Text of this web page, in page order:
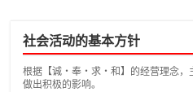
社会活动的基本方针
根据【诚・奉・求・和】的经营理念
做出积极的影响。